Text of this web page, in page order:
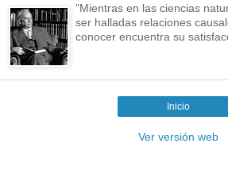
"Mientras en las ciencias
ser halladas relaciones
conocer encuentra su
Inicio
Ver versión web